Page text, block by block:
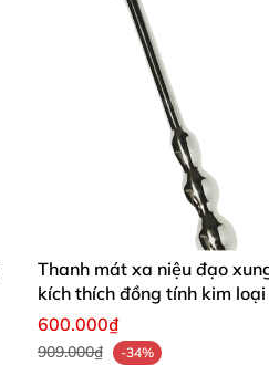
Thanh mát xa niệu đạo
kích thích đồng tính kim
600.000₫
909.000₫
-34%